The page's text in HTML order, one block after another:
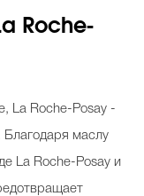
Roche-
La Roche-Posay -
Благодаря маслу
La Roche-Posay и